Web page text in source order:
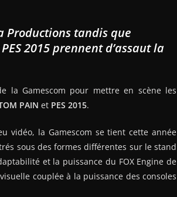
Productions tandis que
PES 2015 prennent d’assaut la
la Gamescom pour mettre en scène les
PAIN et PES 2015.
vidéo, la Gamescom se tient cette année
sous des formes différentes sur le stand
et la puissance du FOX Engine de
couplée à la puissance des consoles